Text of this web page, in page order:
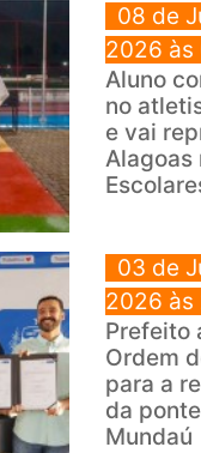
08 de
2026 às
Aluno
no
e vai
Alagoas
03 de
2026 às
Prefeito
Ordem
para a
da
Mundaú